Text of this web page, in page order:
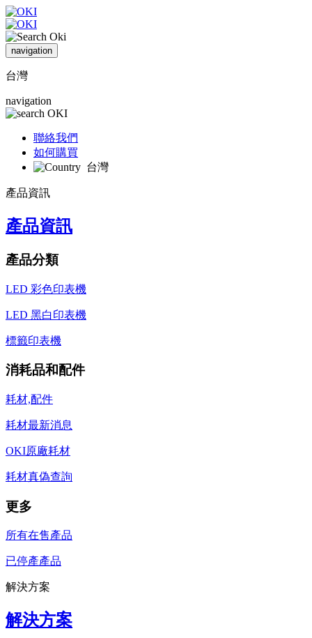
navigation
台灣
navigation
聯絡我們
如何購買
台灣
產品資訊
產品資訊
產品分類
LED 彩色印表機
LED 黑白印表機
標籤印表機
消耗品和配件
耗材,配件
耗材最新消息
OKI原廠耗材
耗材真偽查詢
更多
所有在售產品
已停產產品
解決方案
解決方案